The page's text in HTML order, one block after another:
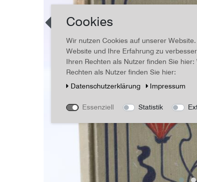
Cookies
Wir nutzen Cookies auf unserer
Website und Ihre Erfahrung zu
Ihren Rechten als Nutzer finden Sie
Rechten als Nutzer finden Sie hier:
Daten­schutz­erklärung
Impressum
Essenziell Statistik